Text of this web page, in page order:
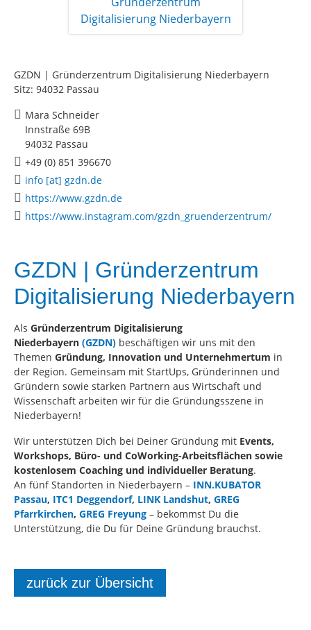
GZDN | Gründerzentrum Digitalisierung Niederbayern
Sitz: 94032 Passau
Mara Schneider
Innstraße 69B
94032 Passau
+49 (0) 851 396670
info [at] gzdn.de
https://www.gzdn.de
https://www.instagram.com/gzdn_gruenderzentrum/
GZDN | Gründerzentrum
Digitalisierung Niederbayern
Als Gründerzentrum Digitalisierung
Niederbayern (GZDN) beschäftigen wir uns mit den
Themen Gründung, Innovation und Unternehmertum in
der Region. Gemeinsam mit StartUps, Gründerinnen und
Gründern sowie starken Partnern aus Wirtschaft und
Wissenschaft arbeiten wir für die Gründungsszene in
Niederbayern!
Wir unterstützen Dich bei Deiner Gründung mit Events,
Workshops, Büro- und CoWorking-Arbeitsflächen sowie
kostenlosem Coaching und individueller Beratung.
An fünf Standorten in Niederbayern – INN.KUBATOR
Passau, ITC1 Deggendorf, LINK Landshut, GREG
Pfarrkirchen, GREG Freyung – bekommst Du die
Unterstützung, die Du für Deine Gründung brauchst.
zurück zur Übersicht